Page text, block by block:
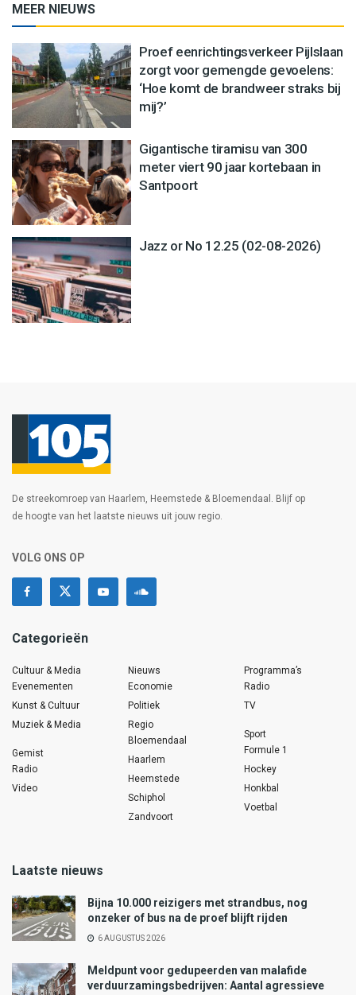
MEER NIEUWS
Proef eenrichtingsverkeer Pijlslaan
zorgt voor gemengde gevoelens:
‘Hoe komt de brandweer straks bij
mij?’
Gigantische tiramisu van 300
meter viert 90 jaar kortebaan in
Santpoort
Jazz or No 12.25 (02-08-2026)
De streekomroep van Haarlem, Heemstede & Bloemendaal. Blijf op
de hoogte van het laatste nieuws uit jouw regio.
VOLG ONS OP
Categorieën
Cultuur & Media
Evenementen
Kunst & Cultuur
Muziek & Media
Gemist
Radio
Video
Nieuws
Economie
Politiek
Regio
Bloemendaal
Haarlem
Heemstede
Schiphol
Zandvoort
Programma’s
Radio
TV
Sport
Formule 1
Hockey
Honkbal
Voetbal
Laatste nieuws
Bijna 10.000 reizigers met strandbus, nog
onzeker of bus na de proef blijft rijden
6 AUGUSTUS 2026
Meldpunt voor gedupeerden van malafide
verduurzamingsbedrijven: Aantal agressieve